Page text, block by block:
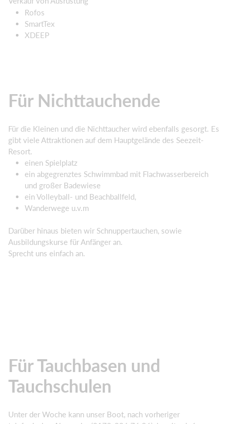
Rofos
SmartTex
XDEEP
Für Nichttauchende
Für die Kleinen und die Nichttaucher wird ebenfalls gesorgt. Es
gibt viele Attraktionen auf dem Hauptgelände des Seezeit-
Resort.
einen Spielplatz
ein abgegrenztes Schwimmbad mit Flachwasserbereich
und großer Badewiese
ein Volleyball- und Beachballfeld,
Wanderwege u.v.m
Darüber hinaus bieten wir Schnuppertauchen, sowie
Ausbildungskurse für Anfänger an.
Sprecht uns einfach an.
Für Tauchbasen und
Tauchschulen
Unter der Woche kann unser Boot, nach vorheriger